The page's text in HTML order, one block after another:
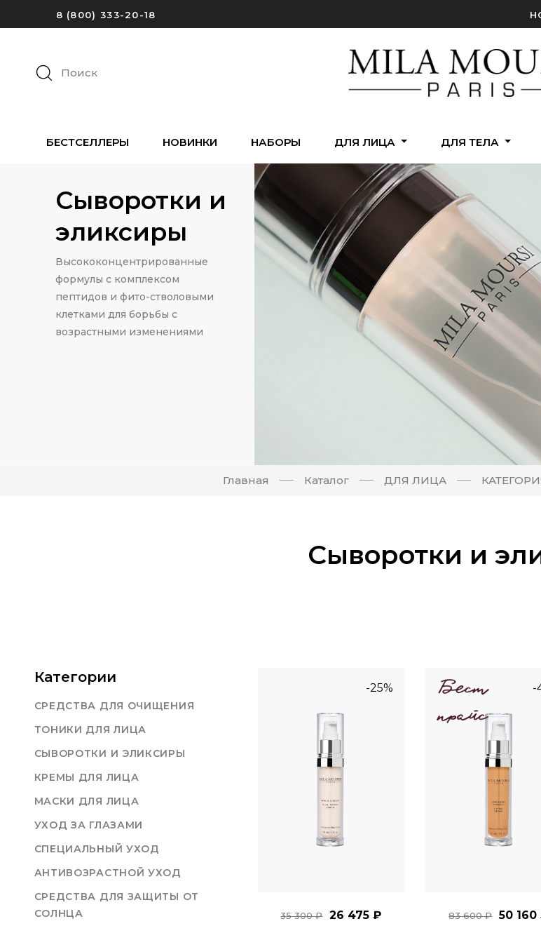
8 (800) 333-20-18
Поиск
БЕСТСЕЛЛЕРЫ НОВИНКИ НАБОРЫ ДЛЯ ЛИЦА ДЛЯ ТЕЛА
Сыворотки и
эликсиры
Высококонцентрированные
формулы с комплексом
пептидов и фито-стволовыми
клетками для борьбы с
возрастными изменениями
Главная Каталог ДЛЯ ЛИЦА
Сыворотки и
Категории
СРЕДСТВА ДЛЯ ОЧИЩЕНИЯ
ТОНИКИ ДЛЯ ЛИЦА
СЫВОРОТКИ И ЭЛИКСИРЫ
КРЕМЫ ДЛЯ ЛИЦА
МАСКИ ДЛЯ ЛИЦА
УХОД ЗА ГЛАЗАМИ
СПЕЦИАЛЬНЫЙ УХОД
АНТИВОЗРАСТНОЙ УХОД
СРЕДСТВА ДЛЯ ЗАЩИТЫ ОТ
СОЛНЦА
-25%
35 300 ₽
26 475 ₽
-
83 600 ₽
50 160